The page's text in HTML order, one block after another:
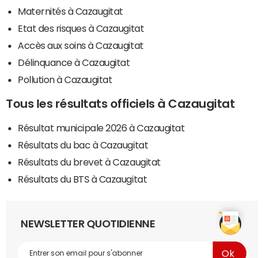
Maternités à Cazaugitat
Etat des risques à Cazaugitat
Accès aux soins à Cazaugitat
Délinquance à Cazaugitat
Pollution à Cazaugitat
Tous les résultats officiels à Cazaugitat
Résultat municipale 2026 à Cazaugitat
Résultats du bac à Cazaugitat
Résultats du brevet à Cazaugitat
Résultats du BTS à Cazaugitat
NEWSLETTER QUOTIDIENNE